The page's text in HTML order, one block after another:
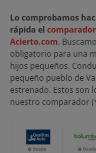
Lo comprobamos
rápida el
Acierto.com.
obligatorio para una
hijos pequeños.
pequeño pueblo de
estrenado. Estos son
nuestro comparador